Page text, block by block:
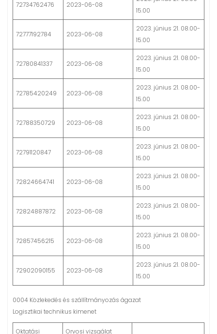
72734762476 2023-06-08
15.00
72777192784 2023-06-08
2023. június 21. 08.00-
15.00
72780841337 2023-06-08
2023. június 21. 08.00-
15.00
72785420249 2023-06-08
2023. június 21. 08.00-
15.00
72788350729 2023-06-08
2023. június 21. 08.00-
15.00
72791120847 2023-06-08
2023. június 21. 08.00-
15.00
72824664741 2023-06-08
2023. június 21. 08.00-
15.00
72824887872 2023-06-08
2023. június 21. 08.00-
15.00
72857456215 2023-06-08
2023. június 21. 08.00-
15.00
72902090155 2023-06-08
2023. június 21. 08.00-
15.00
0004 Közlekedés és szállítmányozás ágazat
Logisztikai technikus kimenet
Oktatási
Orvosi vizsgálat